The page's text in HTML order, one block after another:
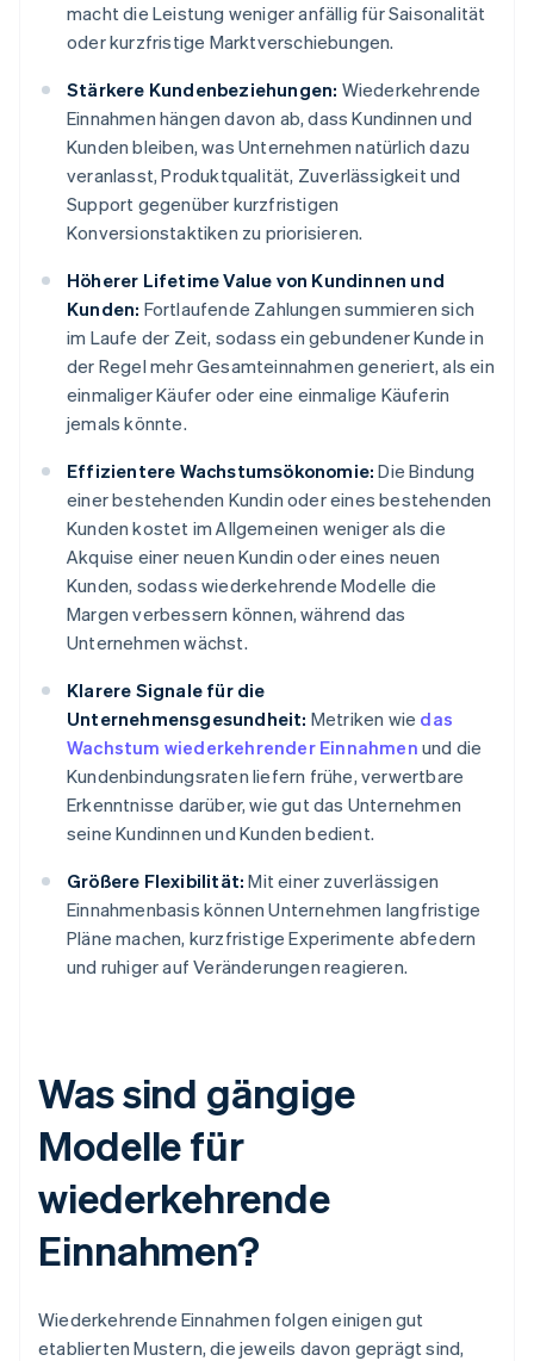
macht die Leistung weniger anfällig für Saisonalität
oder kurzfristige Marktverschiebungen.
Stärkere Kundenbeziehungen: Wiederkehrende
Einnahmen hängen davon ab, dass Kundinnen und
Kunden bleiben, was Unternehmen natürlich dazu
veranlasst, Produktqualität, Zuverlässigkeit und
Support gegenüber kurzfristigen
Konversionstaktiken zu priorisieren.
Höherer Lifetime Value von Kundinnen und
Kunden: Fortlaufende Zahlungen summieren sich
im Laufe der Zeit, sodass ein gebundener Kunde in
der Regel mehr Gesamteinnahmen generiert, als ein
einmaliger Käufer oder eine einmalige Käuferin
jemals könnte.
Effizientere Wachstumsökonomie: Die Bindung
einer bestehenden Kundin oder eines bestehenden
Kunden kostet im Allgemeinen weniger als die
Akquise einer neuen Kundin oder eines neuen
Kunden, sodass wiederkehrende Modelle die
Margen verbessern können, während das
Unternehmen wächst.
Klarere Signale für die
Unternehmensgesundheit: Metriken wie das
Wachstum wiederkehrender Einnahmen und die
Kundenbindungsraten liefern frühe, verwertbare
Erkenntnisse darüber, wie gut das Unternehmen
seine Kundinnen und Kunden bedient.
Größere Flexibilität: Mit einer zuverlässigen
Einnahmenbasis können Unternehmen langfristige
Pläne machen, kurzfristige Experimente abfedern
und ruhiger auf Veränderungen reagieren.
Was sind gängige
Modelle für
wiederkehrende
Einnahmen?
Wiederkehrende Einnahmen folgen einigen gut
etablierten Mustern, die jeweils davon geprägt sind,